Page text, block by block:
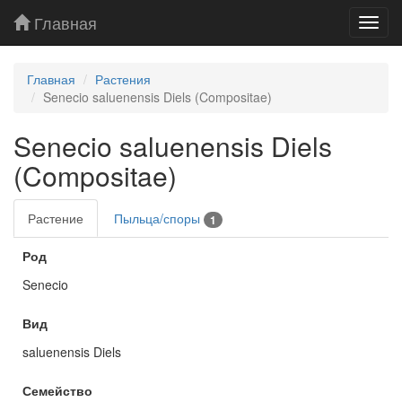
Главная
Главная
Растения
Senecio saluenensis Diels (Compositae)
Senecio saluenensis Diels
(Compositae)
Растение Пыльца/споры 1
Род
Senecio
Вид
saluenensis Diels
Семейство